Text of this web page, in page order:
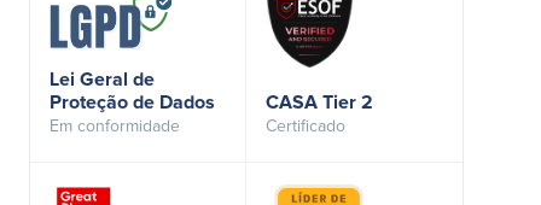
Lei Geral de
Proteção de Dados
Em conformidade
CASA Tier 2
Certificado